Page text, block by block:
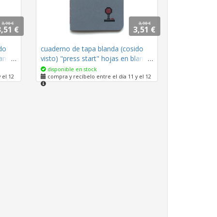
3,90 €
€
el 12
3,90 €
3,51 €
cuaderno de tapa blanda (cosido
visto) "press start" hojas en blanco
/ gris oscuro / 10 x 14 cm
disponible en stock
compra y recíbelo entre el día 11 y el 12